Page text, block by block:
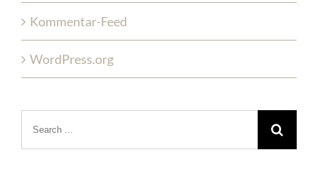
Kommentar-Feed
WordPress.org